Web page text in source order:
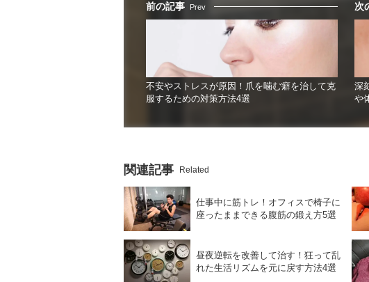
前の記事 Prev
不安やストレスが原因！爪を噛む癖を治して克
服するための対策方法4選
次
深
や
関連記事 Related
仕事中に筋トレ！オフィスで椅子に
座ったままできる腹筋の鍛え方5選
昼夜逆転を改善して治す！狂って乱
れた生活リズムを元に戻す方法4選